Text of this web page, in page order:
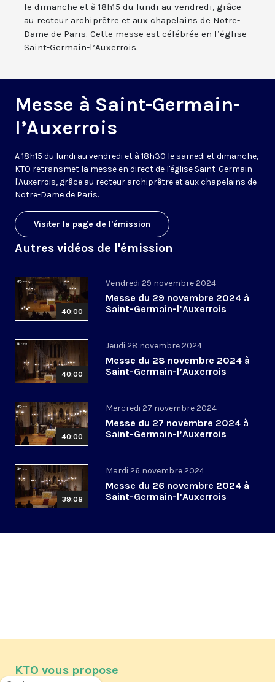
le dimanche et à 18h15 du lundi au vendredi, grâce
au recteur archiprêtre et aux chapelains de Notre-
Dame de Paris. Cette messe est célébrée en l’église
Saint-Germain-l’Auxerrois.
Messe à Saint-Germain-
l’Auxerrois
A 18h15 du lundi au vendredi et à 18h30 le samedi et dimanche,
KTO retransmet la messe en direct de l'église Saint-Germain-
l'Auxerrois, grâce au recteur archiprêtre et aux chapelains de
Notre-Dame de Paris.
Visiter la page de l'émission
Autres vidéos de l'émission
40:00
Vendredi 29 novembre 2024
Messe du 29 novembre 2024 à
Saint-Germain-l’Auxerrois
40:00
Jeudi 28 novembre 2024
Messe du 28 novembre 2024 à
Saint-Germain-l’Auxerrois
40:00
Mercredi 27 novembre 2024
Messe du 27 novembre 2024 à
Saint-Germain-l’Auxerrois
39:08
Mardi 26 novembre 2024
Messe du 26 novembre 2024 à
Saint-Germain-l’Auxerrois
KTO vous propose